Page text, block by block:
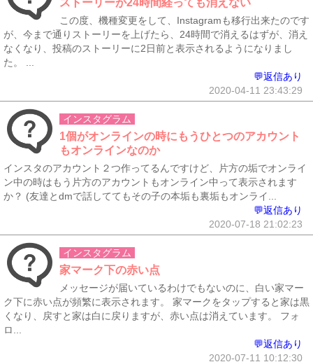
ストーリーが24時間経っても消えない
この度、機種変更をして、Instagramも移行出来たのです
が、今まで通りストーリーを上げたら、24時間で消えるはずが、消え
なくなり、投稿のストーリーに2日前と表示されるようになりまし
た。 ...
💬返信あり
2020-04-11 23:43:29
インスタグラム
1個がオンラインの時にもうひとつのアカウント
もオンラインなのか
インスタのアカウント２つ作ってるんですけど、片方の垢でオンライ
ン中の時はもう片方のアカウントもオンライン中って表示されます
か？ (友達とdmで話しててもその子の本垢も裏垢もオンライ...
💬返信あり
2020-07-18 21:02:23
インスタグラム
家マーク下の赤い点
メッセージが届いているわけでもないのに、白い家マー
ク下に赤い点が頻繁に表示されます。 家マークをタップすると家は黒
くなり、戻すと家は白に戻りますが、赤い点は消えています。 フォ
ロ...
💬返信あり
2020-07-11 10:12:30